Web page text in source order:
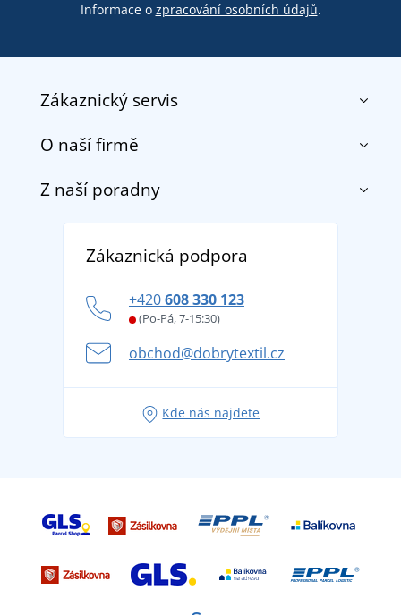
Informace o zpracování osobních údajů.
Zákaznický servis
Kontakt
Doprava a platba
Vrácení zboží a reklamace
Potisk a výšivka
Věrnostní program BONTIS +
O naší firmě
O nás
DobrýTextil pro firmy a organizace
Z naší poradny
tradicí od roku 1976
Letní dobrodružství začíná balením aneb připravte
se na dovolenou bez starostí
Zákaznická podpora
+420608 330 123
(Po-Pá, 7-15:30)
obchod@dobrytextil.cz
Kde nás najdete